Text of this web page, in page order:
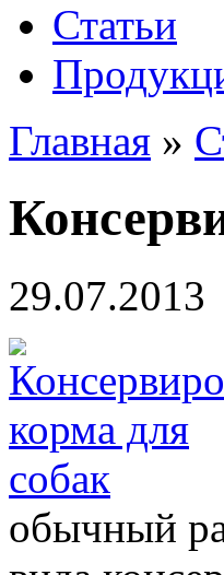
Статьи
Главная »
29.07.2013
обычный